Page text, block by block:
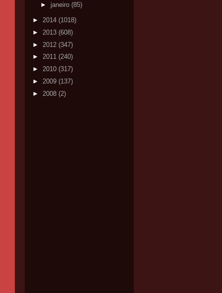
► janeiro (85)
► 2014 (1018)
► 2013 (608)
► 2012 (347)
► 2011 (240)
► 2010 (317)
► 2009 (137)
► 2008 (2)